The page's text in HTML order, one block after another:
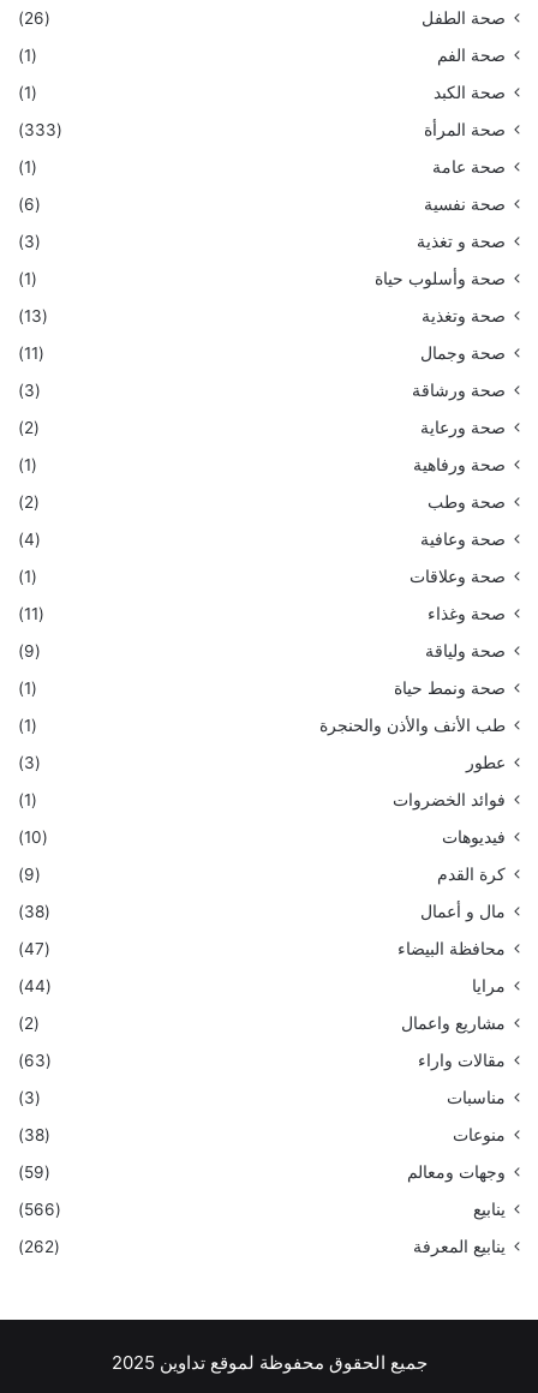
صحة الطفل
(26)
صحة الفم
(1)
صحة الكبد
(1)
صحة المرأة
(333)
صحة عامة
(1)
صحة نفسية
(6)
صحة و تغذية
(3)
صحة وأسلوب حياة
(1)
صحة وتغذية
(13)
صحة وجمال
(11)
صحة ورشاقة
(3)
صحة ورعاية
(2)
صحة ورفاهية
(1)
صحة وطب
(2)
صحة وعافية
(4)
صحة وعلاقات
(1)
صحة وغذاء
(11)
صحة ولياقة
(9)
صحة ونمط حياة
(1)
طب الأنف والأذن والحنجرة
(1)
عطور
(3)
فوائد الخضروات
(1)
فيديوهات
(10)
كرة القدم
(9)
مال و أعمال
(38)
محافظة البيضاء
(47)
مرايا
(44)
مشاريع واعمال
(2)
مقالات واراء
(63)
مناسبات
(3)
منوعات
(38)
وجهات ومعالم
(59)
ينابيع
(566)
ينابيع المعرفة
(262)
جميع الحقوق محفوظة لموقع تداوين 2025